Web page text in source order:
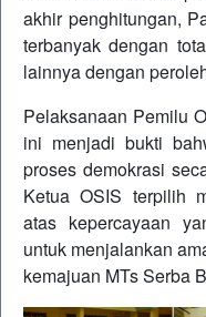
akhir penghitungan,
terbanyak dengan
lainnya dengan
Pelaksanaan Pemilu
ini menjadi bukti
proses demokrasi
Ketua OSIS terpilih
atas kepercayaan
untuk menjalankan
kemajuan MTs Serba